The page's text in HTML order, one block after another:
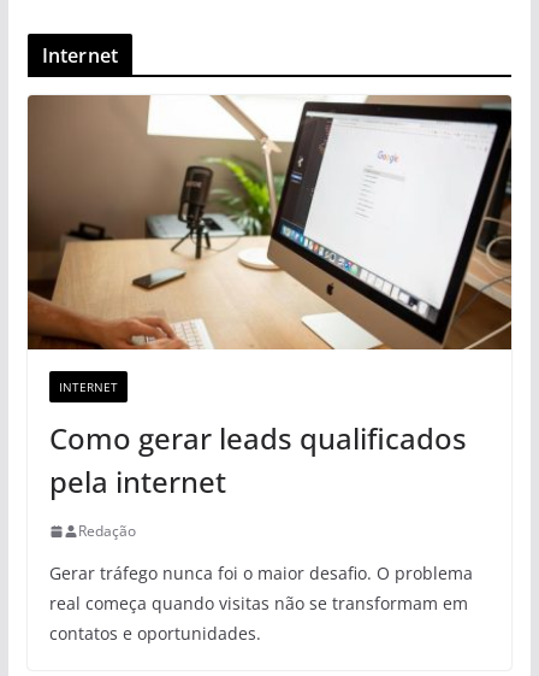
Internet
INTERNET
Como gerar leads qualificados
pela internet
Redação
Gerar tráfego nunca foi o maior desafio. O problema
real começa quando visitas não se transformam em
contatos e oportunidades.